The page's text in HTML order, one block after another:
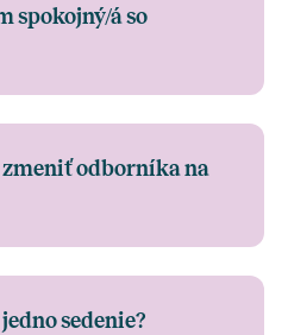
spokojný/á so
zmeniť odborníka na
sedenie?